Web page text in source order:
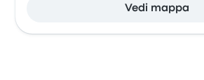
Vedi mappa